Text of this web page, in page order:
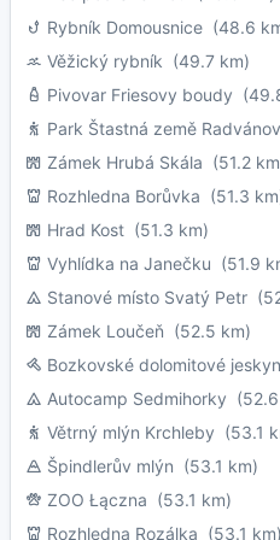
Rybník Domousnice (48.6
Věžický rybník (49.7 km)
Pivovar Friesovy boudy
Park Štastná země
Zámek Hrubá Skála (51.2
Rozhledna Borůvka (51.3
Hrad Kost (51.3 km)
Vyhlídka na Janečku (51.9
Stanové místo Svatý Petr
Zámek Loučeň (52.5 km)
Bozkovské dolomitové
Autocamp Sedmihorky
Větrný mlýn Krchleby (53.1
Špindlerův mlýn (53.1 km)
ZOO Łączna (53.1 km)
Rozhledna Rozálka (53.1 km)